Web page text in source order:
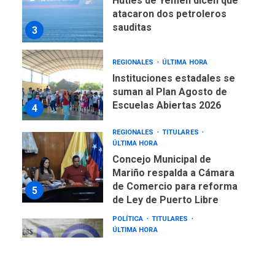
3
atacaron dos petroleros
sauditas
4
REGIONALES ÚLTIMA HORA
Instituciones estadales se
suman al Plan Agosto de
Escuelas Abiertas 2026
5
REGIONALES
TITULARES
ÚLTIMA HORA
Concejo Municipal de
Mariño respalda a Cámara
de Comercio para reforma
de Ley de Puerto Libre
POLÍTICA
TITULARES
ÚLTIMA HORA